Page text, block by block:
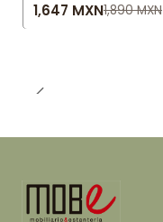
1,647 MXN1,890 MXN